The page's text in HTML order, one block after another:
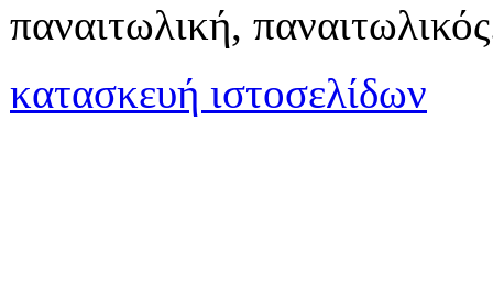
παναιτωλική,
κατασκευή ιστοσελίδων